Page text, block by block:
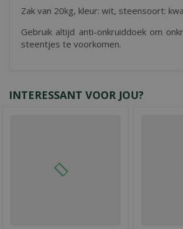
Zak van 20kg, kleur: wit, steensoort:
Gebruik altijd anti-onkruiddoek om
steentjes te voorkomen.
INTERESSANT VOOR JOU?